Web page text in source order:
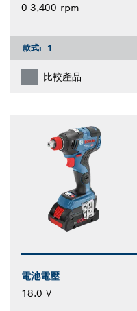
0-3,400 rpm
款式: 1
比較產品
電池電壓
18.0 V